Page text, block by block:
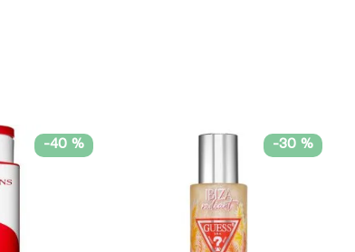
-40 % -30 %
10
baylis